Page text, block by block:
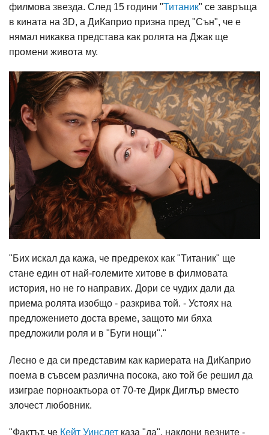
филмова звезда. След 15 години "Титаник" се завръща
в кината на 3D, а ДиКаприо призна пред "Сън", че е
нямал никаква представа как ролята на Джак ще
промени живота му.
"Бих искал да кажа, че предрекох как "Титаник" ще
стане един от най-големите хитове в филмовата
история, но не го направих. Дори се чудих дали да
приема ролята изобщо - разкрива той. - Устоях на
предложението доста време, защото ми бяха
предложили роля и в "Буги нощи"."
Лесно е да си представим как кариерата на ДиКаприо
поема в съвсем различна посока, ако той бе решил да
изиграе порноактьора от 70-те Дирк Диглър вместо
злочест любовник.
"Фактът, че Кейт Уинслет каза "да", наклони везните -